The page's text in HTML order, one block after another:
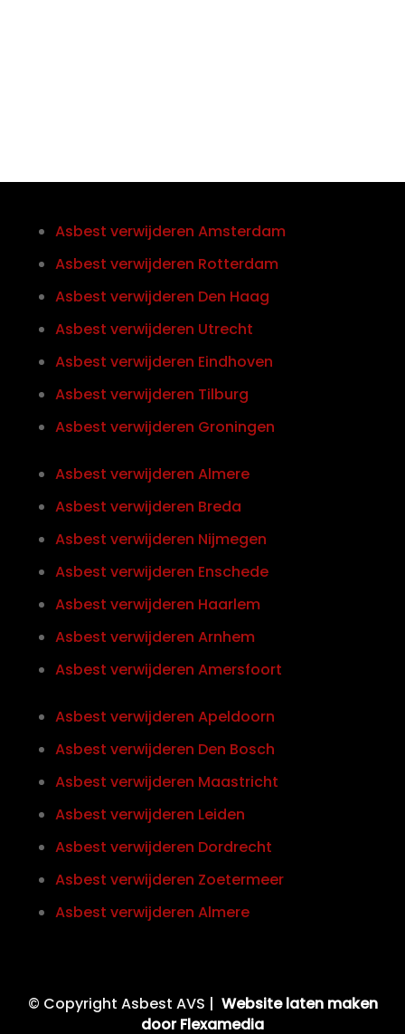
Asbest verwijderen Amsterdam
Asbest verwijderen Rotterdam
Asbest verwijderen Den Haag
Asbest verwijderen Utrecht
Asbest verwijderen Eindhoven
Asbest verwijderen Tilburg
Asbest verwijderen Groningen
Asbest verwijderen Almere
Asbest verwijderen Breda
Asbest verwijderen Nijmegen
Asbest verwijderen Enschede
Asbest verwijderen Haarlem
Asbest verwijderen Arnhem
Asbest verwijderen Amersfoort
Asbest verwijderen Apeldoorn
Asbest verwijderen Den Bosch
Asbest verwijderen Maastricht
Asbest verwijderen Leiden
Asbest verwijderen Dordrecht
Asbest verwijderen Zoetermeer
Asbest verwijderen Almere
© Copyright Asbest AVS | Website laten maken
door Flexamedia